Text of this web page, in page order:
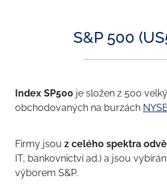
S&P 500
Index SP500 je složen z 500
obchodovaných na burzách NYSE
Firmy jsou z celého spektra
IT, bankovnictví ad.) a jsou
výborem S&P.